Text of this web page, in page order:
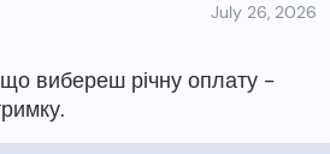
July 26, 2026
вибереш річну оплату -